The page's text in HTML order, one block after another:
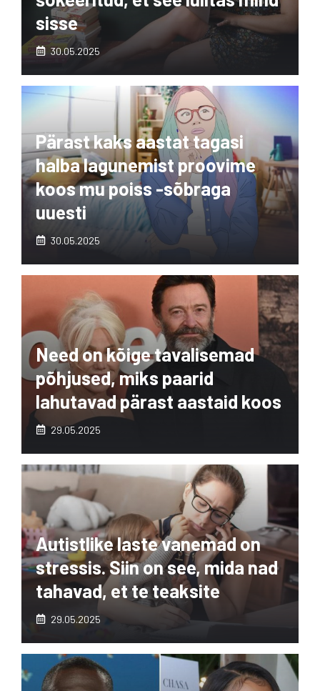
sisse
30.05.2025
Pärast kaks aastat tagasi
halba lagunemist proovime
koos mu poiss -sõbraga
uuesti
30.05.2025
Need on kõige tavalisemad
põhjused, miks paarid
lahutavad pärast aastaid koos
29.05.2025
Autistlike laste vanemad on
stressis. Siin on see, mida nad
tahavad, et te teaksite
29.05.2025